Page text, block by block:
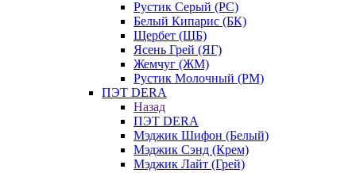
Рустик Серый (РС)
Белый Кипарис (БК)
Щербет (ЩБ)
Ясень Грей (ЯГ)
Жемчуг (ЖМ)
Рустик Молочный (РМ)
ПЭТ DERA
Назад
ПЭТ DERA
Мэджик Шифон (Белый)
Мэджик Сэнд (Крем)
Мэджик Лайт (Грей)